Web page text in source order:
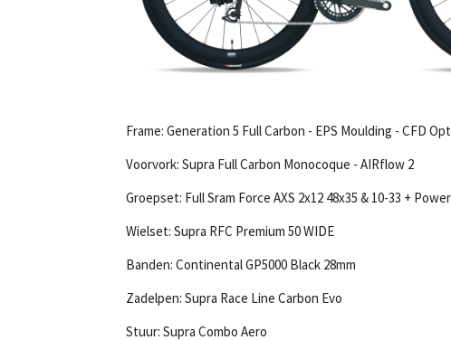
Frame: Generation 5 Full Carbon - EPS Moulding - CFD
Voorvork: Supra Full Carbon Monocoque - AIRflow 2
Groepset: Full Sram Force AXS 2x12 48x35 & 10-33 +
Wielset: Supra RFC Premium 50 WIDE
Banden: Continental GP5000 Black 28mm
Zadelpen: Supra Race Line Carbon Evo
Stuur: Supra Combo Aero